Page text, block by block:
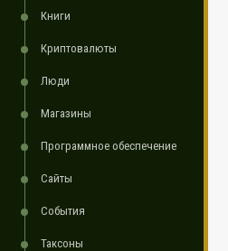
Книги
Криптовалюты
Люди
Магазины
Программное обеспечение
Сайты
События
Таксоны